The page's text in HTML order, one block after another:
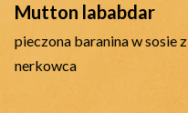
Mutton lababdar
pieczona baranina w sosie
nerkowca